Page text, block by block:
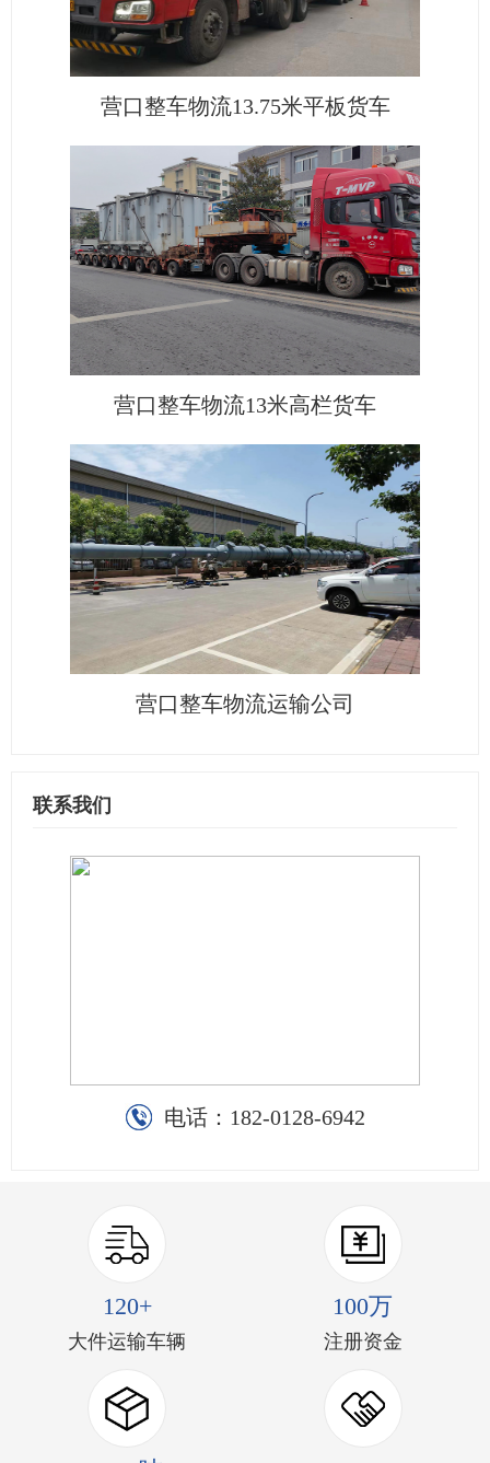
营口整车物流13.75米平板货车
营口整车物流13米高栏货车
营口整车物流运输公司
联系我们
电话： 182-0128-6942
120+
大件运输车辆
100万
注册资金